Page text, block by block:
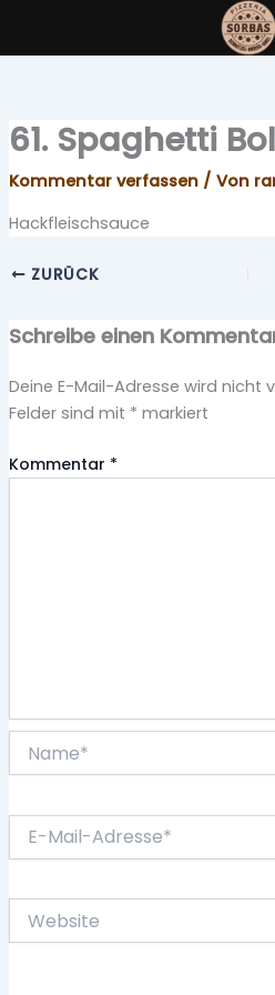
61. Spaghetti
Kommentar verfassen / Von
Hackfleischsauce
ZURÜCK
Schreibe einen
Deine E-Mail-Adresse wird nicht
Felder sind mit * markiert
Kommentar *
Mail-
Website